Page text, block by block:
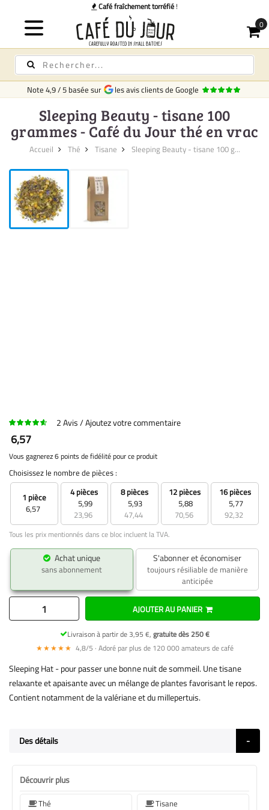
Café fraîchement torréfié!
Note 4,9/5 basée sur les avis clients de Google
Sleeping Beauty - tisane 100
grammes - Café du Jour thé en vrac
Accueil Thé Tisane Sleeping Beauty - tisane 100 g...
2Avis Ajoutez votre commentaire
6,57
Vous gagnerez 6 points de fidélité pour ce produit
Choisissez le nombre de pièces :
1 pièce
6,57
4 pièces
5,99
23,96
8 pièces
5,93
47,44
12 pièces
5,88
70,56
16 pièces
5,77
92,32
Tous les prix mentionnés dans ce bloc incluent la TVA.
Achat unique
sans abonnement
S'abonner et économiser
toujours résiliable de manière
anticipée
AJOUTER AU PANIER
Livraison à partir de 3,95 €, gratuite dès 250 €
★★★★★ 4,8/5 · Adoré par plus de 120 000 amateurs de café
Sleeping Hat - pour passer une bonne nuit de sommeil. Une tisane
relaxante et apaisante avec un mélange de plantes favorisant le repos.
Contient notamment de la valériane et du millepertuis.
Des détails
Découvrir plus
Thé
Tisane